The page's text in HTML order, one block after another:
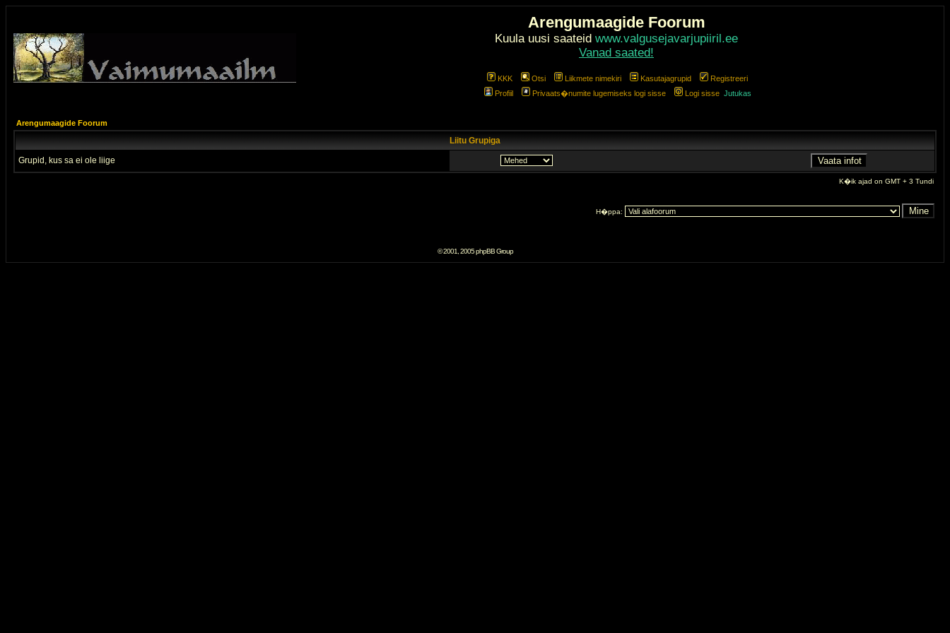
Arengumaagide Foorum
Kuula uusi saateid www.valgusejavarjupiiril.ee
Vanad saated!
KKK Otsi Liikmete nimekiri Kasutajagrupid
Registreeri
Profiil
Privaats�numite lugemiseks logi sisse Logi sisse Jutukas
Arengumaagide Foorum
Liitu Grupiga
Grupid, kus sa ei ole liige
K�ik ajad on GMT + 3 Tundi
H�ppa:
© 2001, 2005 phpBB Group